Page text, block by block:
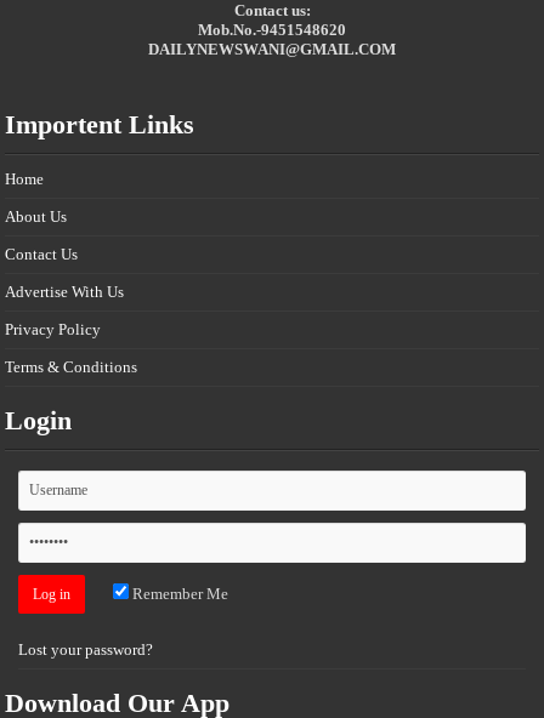
Contact us:
Mob.No.-9451548620
DAILYNEWSWANI@GMAIL.COM
Importent Links
Home
About Us
Contact Us
Advertise With Us
Privacy Policy
Terms & Conditions
Login
Remember Me
Lost your password?
Download Our App